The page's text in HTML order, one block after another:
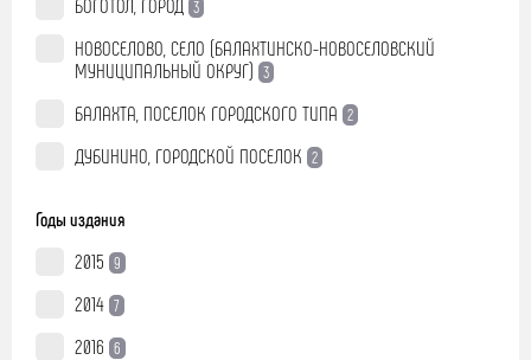
БОГОТОЛ, ГОРОД 3
НОВОСЕЛОВО, СЕЛО (БАЛАХТИНСКО-НОВОСЕЛОВСКИЙ
МУНИЦИПАЛЬНЫЙ ОКРУГ) 3
БАЛАХТА, ПОСЕЛОК ГОРОДСКОГО ТИПА 2
ДУБИНИНО, ГОРОДСКОЙ ПОСЕЛОК 2
Годы издания
2015 9
2014 7
2016 6